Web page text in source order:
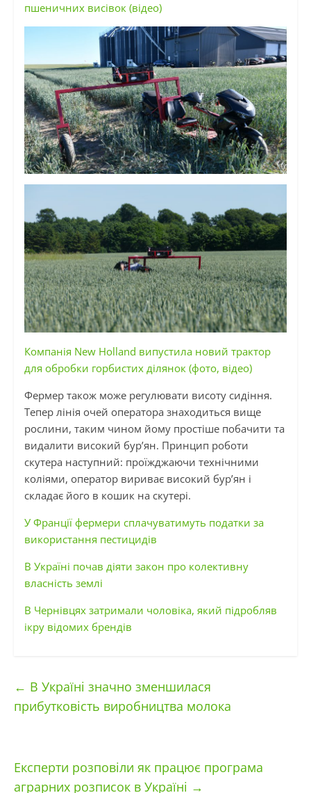
пшеничних висівок (відео)
Компанія New Holland випустила новий трактор
для обробки горбистих ділянок (фото, відео)
Фермер також може регулювати висоту сидіння.
Тепер лінія очей оператора знаходиться вище
рослини, таким чином йому простіше побачити та
видалити високий бур’ян. Принцип роботи
скутера наступний: проїжджаючи технічними
коліями, оператор вириває високий бур’ян і
складає його в кошик на скутері.
У Франції фермери сплачуватимуть податки за
використання пестицидів
В Україні почав діяти закон про колективну
власність землі
В Чернівцях затримали чоловіка, який підробляв
ікру відомих брендів
← В Україні значно зменшилася
прибутковість виробництва молока
Експерти розповіли як працює програма
аграрних розписок в Україні →